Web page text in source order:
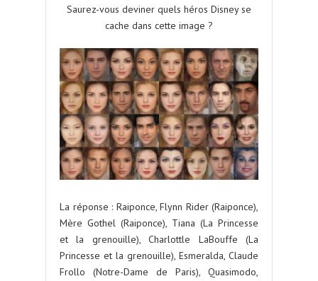
Saurez-vous deviner quels héros Disney se
cache dans cette image ?
La réponse : Raiponce, Flynn Rider (Raiponce),
Mère Gothel (Raiponce), Tiana (La Princesse
et la grenouille), Charlottle LaBouffe (La
Princesse et la grenouille), Esmeralda, Claude
Frollo (Notre-Dame de Paris), Quasimodo,